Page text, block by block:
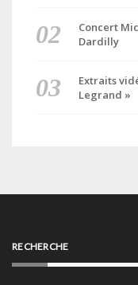
Concert
Dardilly
Extraits
Legrand »
RECHERCHE